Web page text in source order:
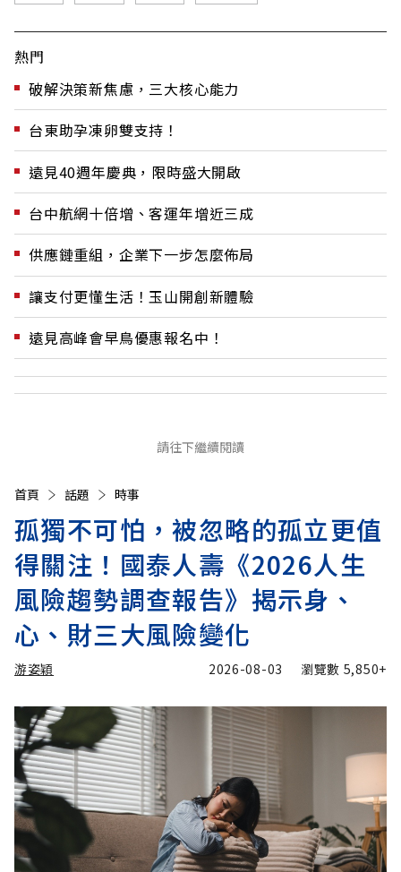
熱門
破解決策新焦慮，三大核心能力
台東助孕凍卵雙支持！
遠見40週年慶典，限時盛大開啟
台中航網十倍增、客運年增近三成
供應鏈重組，企業下一步怎麼佈局
讓支付更懂生活！玉山開創新體驗
遠見高峰會早鳥優惠報名中！
請往下繼續閱讀
首頁 話題 時事
孤獨不可怕，被忽略的孤立更值
得關注！國泰人壽《2026人生
風險趨勢調查報告》揭示身、
心、財三大風險變化
游姿穎 2026-08-03 瀏覽數 5,850+